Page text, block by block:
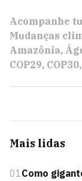
Acompanhe
Mudanças
Amazônia
COP29 COP30
Mais lidas
01Como